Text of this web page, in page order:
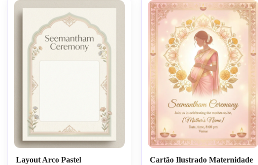
imprimir
Layout Arco Pastel Cartão Ilustrado Maternidade